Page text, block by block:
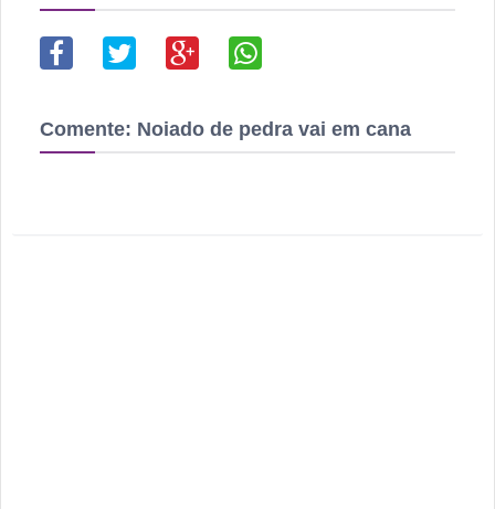
Comente: Noiado de pedra vai em cana